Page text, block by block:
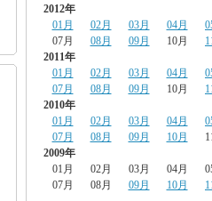
2012年
01月
02月 03月 04月
07月
08月 09月 10月
2011年
01月
02月 03月 04月
07月
08月 09月 10月
2010年
01月
02月 03月 04月
07月
08月 09月 10月
2009年
01月
02月 03月 04月
07月
08月 09月 10月